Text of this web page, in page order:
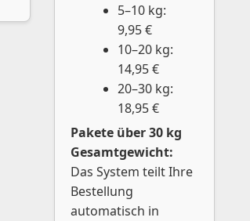
5–10 kg:
9,95 €
10–20 kg:
14,95 €
20–30 kg:
18,95 €
Pakete über 30 kg
Gesamtgewicht:
Das System teilt Ihre
Bestellung
automatisch in